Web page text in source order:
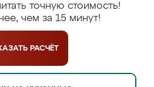
точную стоимость!
чем за 15 минут!
РАСЧЁТ